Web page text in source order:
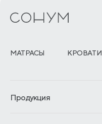
МАТРАСЫ КРОВАТИ
Продукция